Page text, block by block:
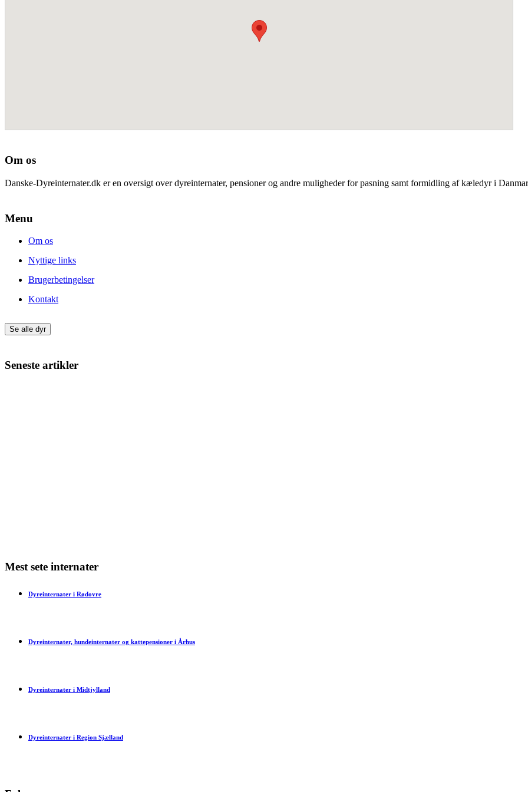
Om os
Danske-Dyreinternater.dk er en oversigt over dyreinternater, pensioner og andre muligheder for pasning samt formidling af kæledyr i
Menu
Om os
Nyttige links
Brugerbetingelser
Kontakt
Se alle dyr
Seneste artikler
Mest sete internater
Dyreinternater i Rødovre
Dyreinternater, hundeinternater og kattepensioner i Århus
Dyreinternater i Midtjylland
Dyreinternater i Region Sjælland